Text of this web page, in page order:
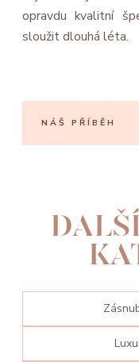
opravdu kvalitní
sloužit dlouhá léta.
NÁŠ PŘÍBĚH